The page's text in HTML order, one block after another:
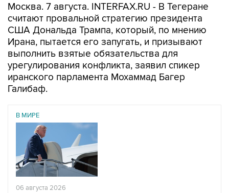
Москва. 7 августа. INTERFAX.RU - В Тегеране
считают провальной стратегию президента
США Дональда Трампа, который, по мнению
Ирана, пытается его запугать, и призывают
выполнить взятые обязательства для
урегулирования конфликта, заявил спикер
иранского парламента Мохаммад Багер
Галибаф.
В МИРЕ
06 августа 2026